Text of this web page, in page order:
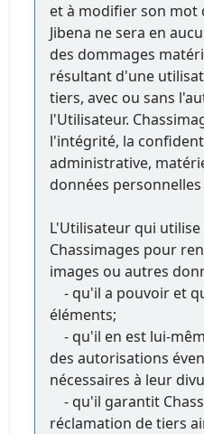
et à modifier son mot
Jibena ne sera en
des dommages
résultant d'une
tiers, avec ou sans
l'Utilisateur.
l'intégrité, la
administrative,
données
L'Utilisateur qui utilise
Chassimages pour
images ou autres
- qu'il a pouvoir et
éléments;
- qu'il en est lui-
des autorisations
nécessaires à leur
- qu'il garantit
réclamation de tiers